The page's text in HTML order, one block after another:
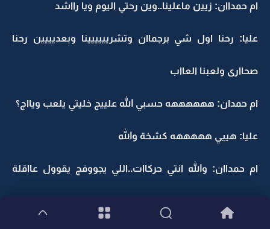
ام حمداان: زيين ماعلينا..وين رحتي اليوم ويا رااشد
عليا: رحنا اول شي برجماان وتشريييييينا وبعديييين رحنا
صحاارى ولعبنا العااب
ام حمدان: ههههههه حسبي الله علييج خليتي يلعب ويااج؟
عليا: هييي هههههه كشخة والله
ام حمداان: والله انتي حركاات..اللي يجووفج يقوول عااقلة